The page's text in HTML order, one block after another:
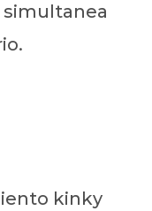
simultanea
kinky